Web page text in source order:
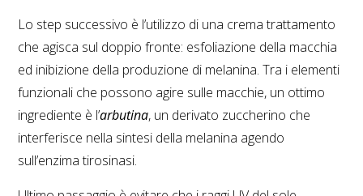
Lo step successivo è l’utilizzo di una crema trattamento
che agisca sul doppio fronte: esfoliazione della macchia
ed inibizione della produzione di melanina. Tra i elementi
funzionali che possono agire sulle macchie, un ottimo
ingrediente è l’arbutina, un derivato zuccherino che
interferisce nella sintesi della melanina agendo
sull’enzima tirosinasi.